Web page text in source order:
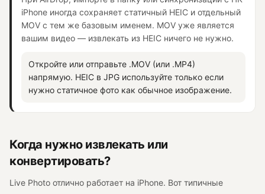
iPhone иногда сохраняет статичный HEIC и отдельный
MOV с тем же базовым именем. MOV уже является
вашим видео — извлекать из HEIC ничего не нужно.
Откройте или отправьте .MOV (или .MP4)
напрямую. HEIC в JPG используйте только если
нужно статичное фото как обычное изображение.
Когда нужно извлекать или
конвертировать?
Live Photo отлично работает на iPhone. Вот типичные